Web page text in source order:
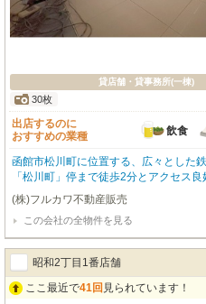
貸店舗・貸事務所(一棟)
30枚
出店するのに
おすすめの業種
飲食
函館市松川町に位置する、広々とした
「松川町」停まで徒歩2分とアクセス
のデザインと袖看板が視認性を高め、
㎡（約252坪）と広大。スケルトン渡
自由な空間設計が可能です。ビルトイ
備されており、スムーズな開業をサポ
料駐車場！お客様の来店を後押ししま
ア、スーパー、病院などが揃い、利便
む）、小売・物販、美容・健康・介護
(株)フルカワ不動産販売
この会社の全物件を見る
昭和2丁目1番店舗
ここ最近で41回 見られています！